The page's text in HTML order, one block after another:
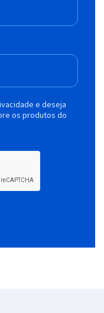
e deseja
os produtos do